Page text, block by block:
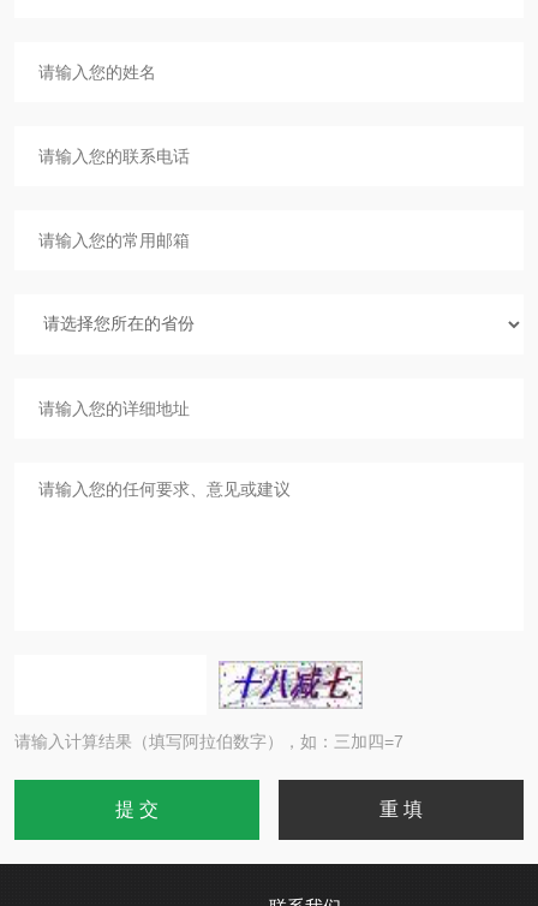
请输入计算结果（填写阿拉伯数字），如：三加四=7